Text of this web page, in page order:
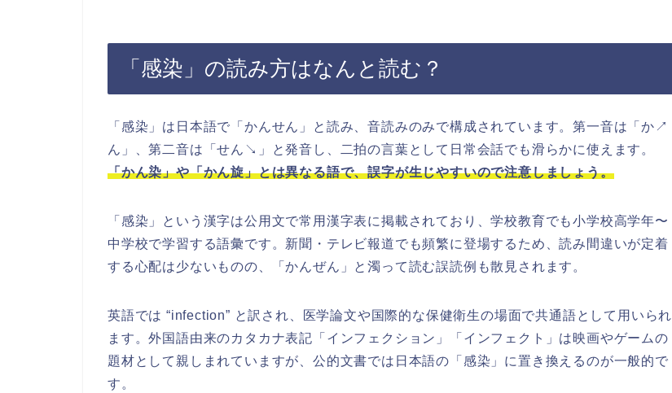
「感染」の読み方はなんと読む？
「感染」は日本語で「かんせん」と読み、音読みのみで構成されています。第一音は「か↗
ん」、第二音は「せん↘」と発音し、二拍の言葉として日常会話でも滑らかに使えます。
「かん染」や「かん旋」とは異なる語で、誤字が生じやすいので注意しましょう。
「感染」という漢字は公用文で常用漢字表に掲載されており、学校教育でも小学校高学年〜
中学校で学習する語彙です。新聞・テレビ報道でも頻繁に登場するため、読み間違いが定着
する心配は少ないものの、「かんぜん」と濁って読む誤読例も散見されます。
英語では “infection” と訳され、医学論文や国際的な保健衛生の場面で共通語として用いられ
ます。外国語由来のカタカナ表記「インフェクション」「インフェクト」は映画やゲームの
題材として親しまれていますが、公的文書では日本語の「感染」に置き換えるのが一般的で
す。